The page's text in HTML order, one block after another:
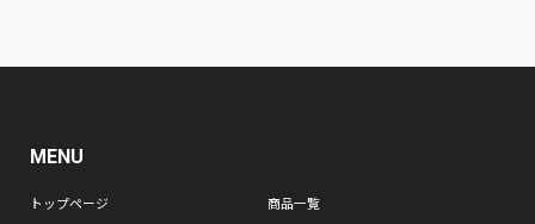
MENU
トップページ
商品一覧